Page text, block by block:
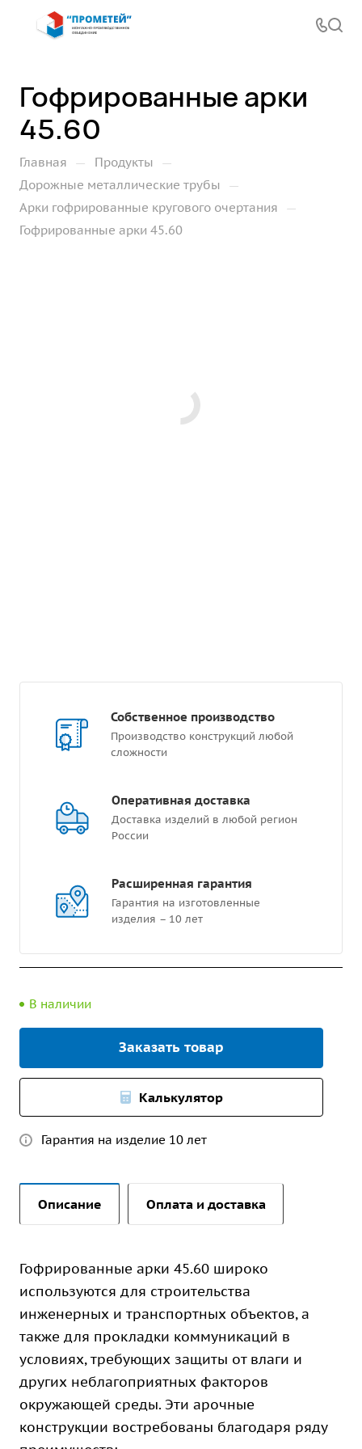
Гофрированные арки
45.60
Главная — Продукты —
Дорожные металлические трубы —
Арки гофрированные кругового очертания —
Гофрированные арки 45.60
Собственное производство
Производство конструкций любой
сложности
Оперативная доставка
Доставка изделий в любой регион
России
Расширенная гарантия
Гарантия на изготовленные
изделия – 10 лет
В наличии
Заказать товар
Калькулятор
Гарантия на изделие 10 лет
Описание Оплата и доставка
Гофрированные арки 45.60 широко
используются для строительства
инженерных и транспортных объектов, а
также для прокладки коммуникаций в
условиях, требующих защиты от влаги и
других неблагоприятных факторов
окружающей среды. Эти арочные
конструкции востребованы благодаря ряду